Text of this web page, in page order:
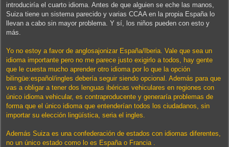
introduciría el cuarto idioma. Antes de que alguien se eche las manos,
Suiza tiene un sistema parecido y varias CCAA en la propia España lo
llevan a cabo sin mayor problema. Y sí, los niños pueden con esto y
más.
Yo no estoy a favor de anglosajonizar España/Iberia. Vale que sea un
idioma importante pero no me parece justo exigirlo a todos, hay gente
que le cuesta mucho aprender otro idioma por lo que la opción
bilingüe:español/ingles debería seguir siendo opcional. Además para que
vas a obligar a tener dos lenguas ibéricas vehiculares en regiones con
único idioma vehicular, es contraproducente y generaría problemas de
forma que el único idioma que entenderían todos los ciudadanos, sin
importar su elección lingüística, seria el ingles.
Además Suiza es una confederación de estados con idiomas diferentes,
no un único estado como lo es España o Francia .